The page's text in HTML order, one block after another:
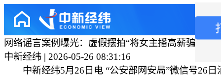
网络谣言案例曝光：虚假摆拍“将女主播高薪骗至境
中新经纬 | 2026-05-26 08:31:16
中新经纬5月26日电 “公安部网安局”微信号26日